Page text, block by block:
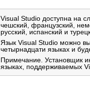
Visual Studio доступна на
чешский, французский,
русский, испанский и
Язык Visual Studio можно
четырнадцати языках и
Примечание. Установщик
языках, поддерживаемых